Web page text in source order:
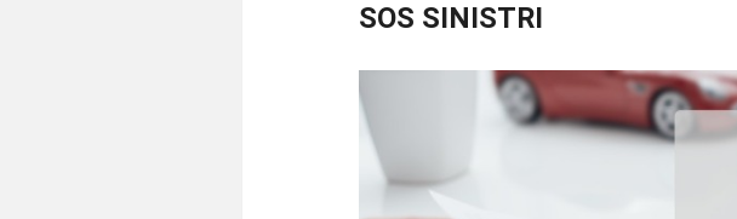
SOS SINISTRI